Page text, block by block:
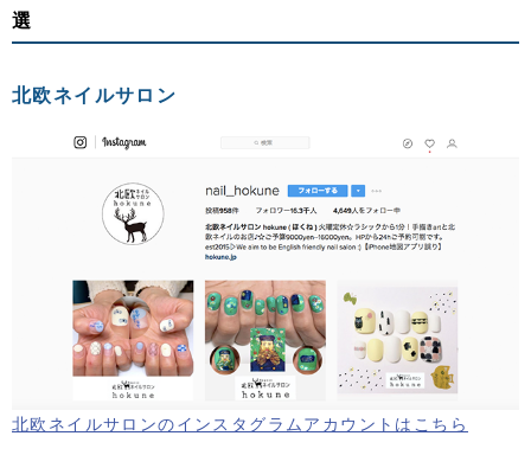
選
北欧ネイルサロン
北欧ネイルサロンのインスタグラムアカウントはこちら